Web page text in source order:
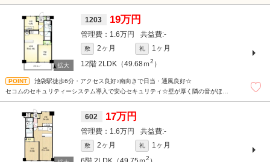
1203 19万円
1.6万円 -
敷 2ヶ月 礼
1ヶ月
12階 2LDK（49.68ｍ2 ）
池袋駅徒歩6分・アクセス良好♪南向きで日当・通風良好☆
セコムのセキュリティーシステム導入で安心セキュリティ☆壁が厚く隣の音がほぼ
1階ドラッグストアで便利♪エアコン３台完備☆管理人駐在☆
602 17万円
1.6万円 -
敷 2ヶ月 礼
1ヶ月
2